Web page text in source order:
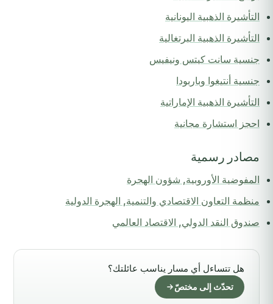
التأشيرة الذهبية اليونانية
التأشيرة الذهبية البرتغالية
جنسية سانت كيتس ونيفيس
جنسية أنتيغوا وباربودا
التأشيرة الذهبية الإماراتية
احجز استشارة مجانية
مصادر رسمية
المفوضية الأوروبية, شؤون الهجرة
منظمة التعاون الاقتصادي والتنمية, الهجرة الدولية
صندوق النقد الدولي, الاقتصاد العالمي
هل تتساءل أي مسار يناسب عائلتك؟
تحدّث إلى مختصّ